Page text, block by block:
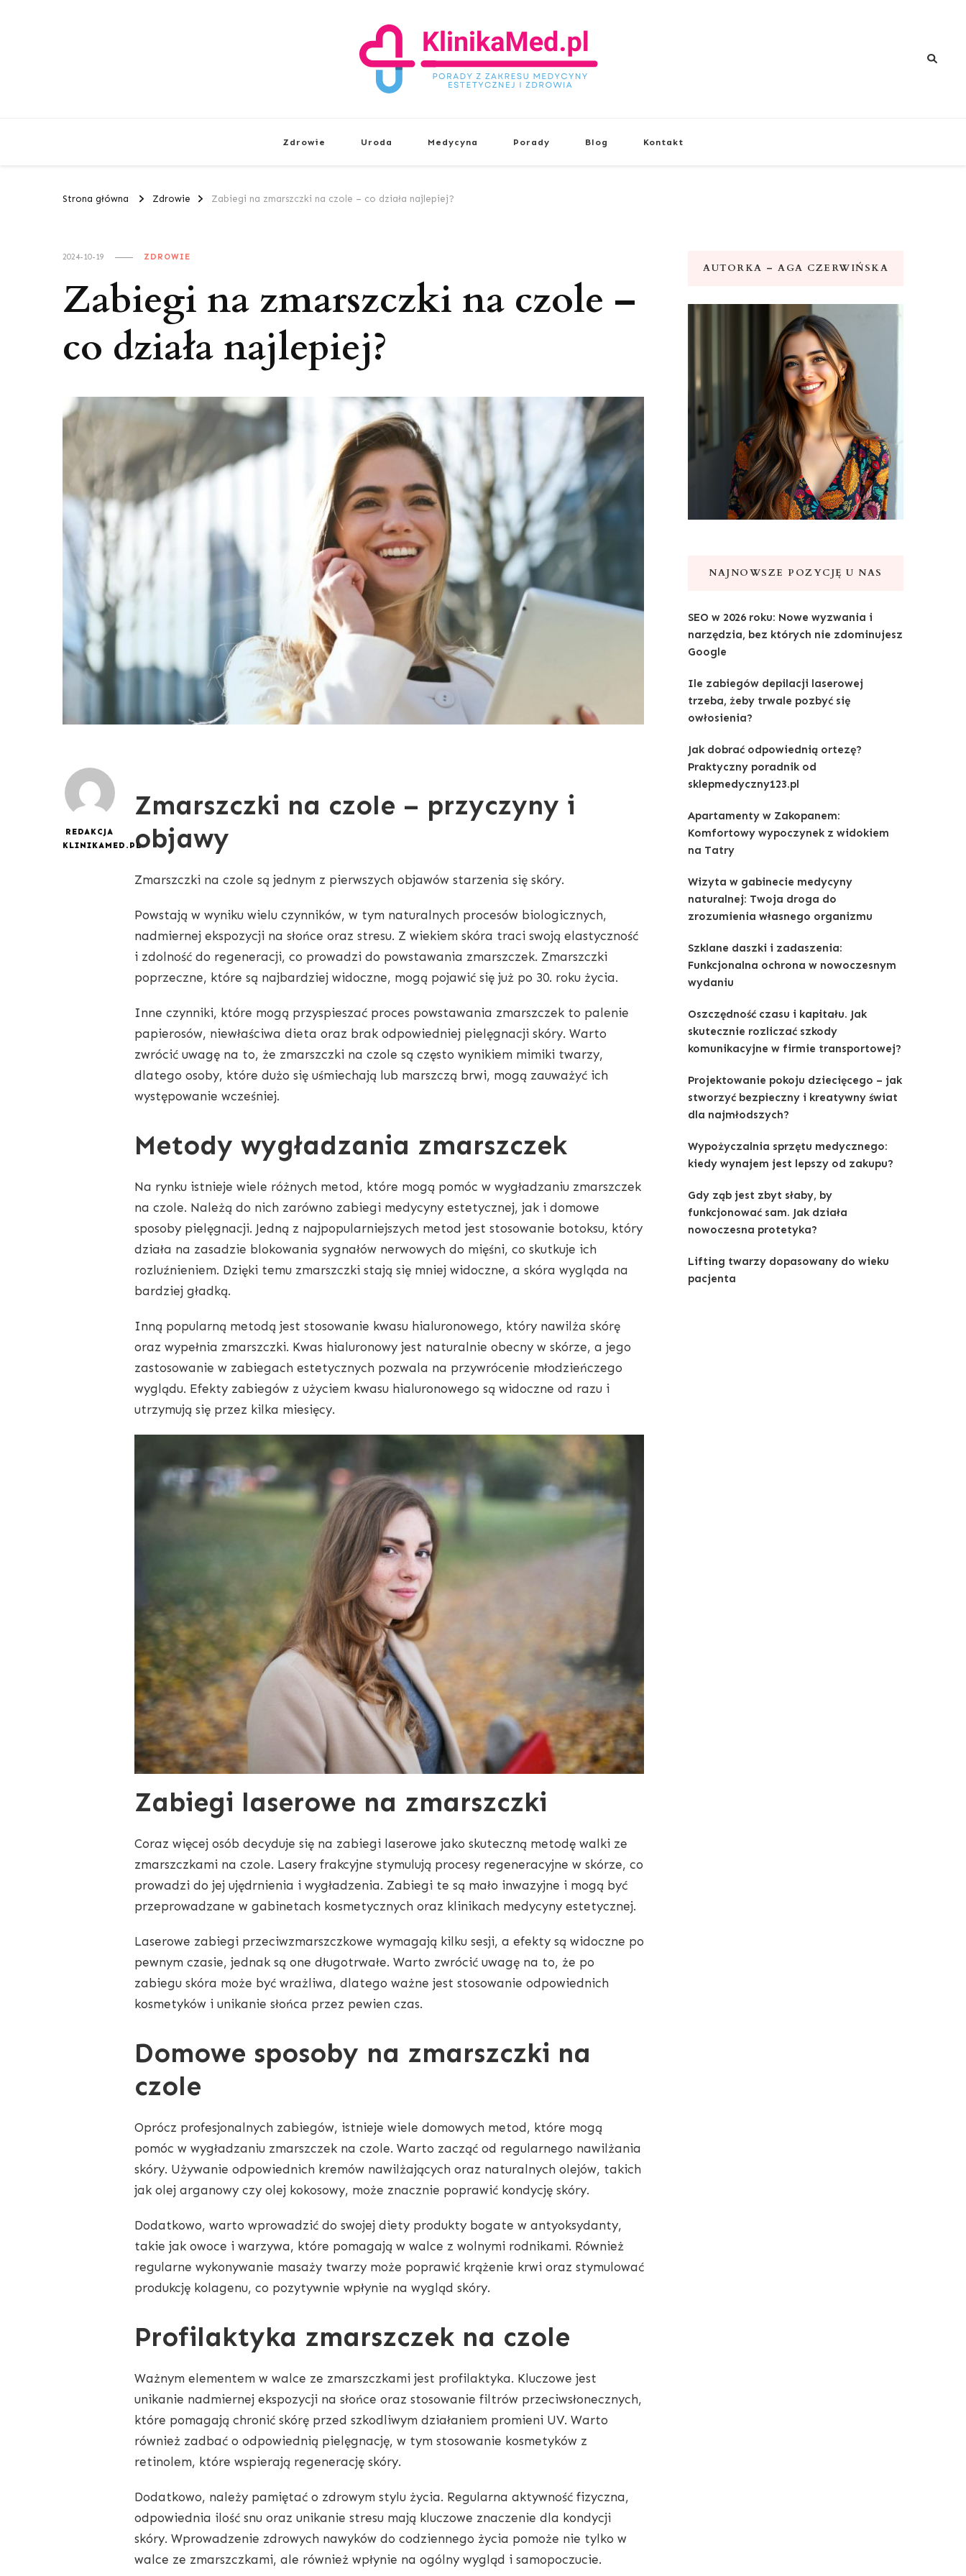
Zdrowie Uroda Medycyna Porady Blog Kontakt
Strona główna Zdrowie Zabiegi na zmarszczki na czole – co działa najlepiej?
2024-10-19 ZDROWIE
Zabiegi na zmarszczki na czole –
co działa najlepiej?
REDAKCJA
KLINIKAMED.PL
Zmarszczki na czole – przyczyny i
objawy
Zmarszczki na czole są jednym z pierwszych objawów starzenia się skóry.
Powstają w wyniku wielu czynników, w tym naturalnych procesów biologicznych,
nadmiernej ekspozycji na słońce oraz stresu. Z wiekiem skóra traci swoją elastyczność
i zdolność do regeneracji, co prowadzi do powstawania zmarszczek. Zmarszczki
poprzeczne, które są najbardziej widoczne, mogą pojawić się już po 30. roku życia.
Inne czynniki, które mogą przyspieszać proces powstawania zmarszczek to palenie
papierosów, niewłaściwa dieta oraz brak odpowiedniej pielęgnacji skóry. Warto
zwrócić uwagę na to, że zmarszczki na czole są często wynikiem mimiki twarzy,
dlatego osoby, które dużo się uśmiechają lub marszczą brwi, mogą zauważyć ich
występowanie wcześniej.
Metody wygładzania zmarszczek
Na rynku istnieje wiele różnych metod, które mogą pomóc w wygładzaniu zmarszczek
na czole. Należą do nich zarówno zabiegi medycyny estetycznej, jak i domowe
sposoby pielęgnacji. Jedną z najpopularniejszych metod jest stosowanie botoksu, który
działa na zasadzie blokowania sygnałów nerwowych do mięśni, co skutkuje ich
rozluźnieniem. Dzięki temu zmarszczki stają się mniej widoczne, a skóra wygląda na
bardziej gładką.
Inną popularną metodą jest stosowanie kwasu hialuronowego, który nawilża skórę
oraz wypełnia zmarszczki. Kwas hialuronowy jest naturalnie obecny w skórze, a jego
zastosowanie w zabiegach estetycznych pozwala na przywrócenie młodzieńczego
wyglądu. Efekty zabiegów z użyciem kwasu hialuronowego są widoczne od razu i
utrzymują się przez kilka miesięcy.
Zabiegi laserowe na zmarszczki
Coraz więcej osób decyduje się na zabiegi laserowe jako skuteczną metodę walki ze
zmarszczkami na czole. Lasery frakcyjne stymulują procesy regeneracyjne w skórze, co
prowadzi do jej ujędrnienia i wygładzenia. Zabiegi te są mało inwazyjne i mogą być
przeprowadzane w gabinetach kosmetycznych oraz klinikach medycyny estetycznej.
Laserowe zabiegi przeciwzmarszczkowe wymagają kilku sesji, a efekty są widoczne po
pewnym czasie, jednak są one długotrwałe. Warto zwrócić uwagę na to, że po
zabiegu skóra może być wrażliwa, dlatego ważne jest stosowanie odpowiednich
kosmetyków i unikanie słońca przez pewien czas.
Domowe sposoby na zmarszczki na
czole
Oprócz profesjonalnych zabiegów, istnieje wiele domowych metod, które mogą
pomóc w wygładzaniu zmarszczek na czole. Warto zacząć od regularnego nawilżania
skóry. Używanie odpowiednich kremów nawilżających oraz naturalnych olejów, takich
jak olej arganowy czy olej kokosowy, może znacznie poprawić kondycję skóry.
Dodatkowo, warto wprowadzić do swojej diety produkty bogate w antyoksydanty,
takie jak owoce i warzywa, które pomagają w walce z wolnymi rodnikami. Również
regularne wykonywanie masaży twarzy może poprawić krążenie krwi oraz stymulować
produkcję kolagenu, co pozytywnie wpłynie na wygląd skóry.
Profilaktyka zmarszczek na czole
Ważnym elementem w walce ze zmarszczkami jest profilaktyka. Kluczowe jest
unikanie nadmiernej ekspozycji na słońce oraz stosowanie filtrów przeciwsłonecznych,
które pomagają chronić skórę przed szkodliwym działaniem promieni UV. Warto
również zadbać o odpowiednią pielęgnację, w tym stosowanie kosmetyków z
retinolem, które wspierają regenerację skóry.
Dodatkowo, należy pamiętać o zdrowym stylu życia. Regularna aktywność fizyczna,
odpowiednia ilość snu oraz unikanie stresu mają kluczowe znaczenie dla kondycji
skóry. Wprowadzenie zdrowych nawyków do codziennego życia pomoże nie tylko w
walce ze zmarszczkami, ale również wpłynie na ogólny wygląd i samopoczucie.
AUTORKA – AGA CZERWIŃSKA
NAJNOWSZE POZYCJĘ U NAS
SEO w 2026 roku: Nowe wyzwania i
narzędzia, bez których nie zdominujesz
Google
Ile zabiegów depilacji laserowej
trzeba, żeby trwale pozbyć się
owłosienia?
Jak dobrać odpowiednią ortezę?
Praktyczny poradnik od
sklepmedyczny123.pl
Apartamenty w Zakopanem:
Komfortowy wypoczynek z widokiem
na Tatry
Wizyta w gabinecie medycyny
naturalnej: Twoja droga do
zrozumienia własnego organizmu
Szklane daszki i zadaszenia:
Funkcjonalna ochrona w nowoczesnym
wydaniu
Oszczędność czasu i kapitału. Jak
skutecznie rozliczać szkody
komunikacyjne w firmie transportowej?
Projektowanie pokoju dziecięcego – jak
stworzyć bezpieczny i kreatywny świat
dla najmłodszych?
Wypożyczalnia sprzętu medycznego:
kiedy wynajem jest lepszy od zakupu?
Gdy ząb jest zbyt słaby, by
funkcjonować sam. Jak działa
nowoczesna protetyka?
Lifting twarzy dopasowany do wieku
pacjenta